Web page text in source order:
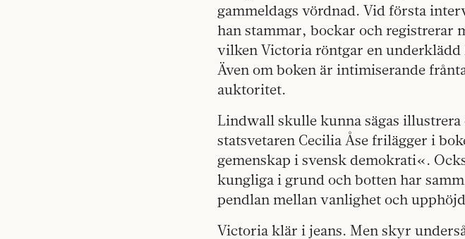
gammeldags vördnad. Vid första
han stammar, bockar och registrerar
vilken Victoria röntgar en
Även om boken är intimiserande
auktoritet.
Lindwall skulle kunna sägas
statsvetaren Cecilia Åse frilägger i
gemenskap i svensk demokrati«.
kungliga i grund och botten har
pendlan mellan vanlighet och
Victoria klär i jeans. Men skyr